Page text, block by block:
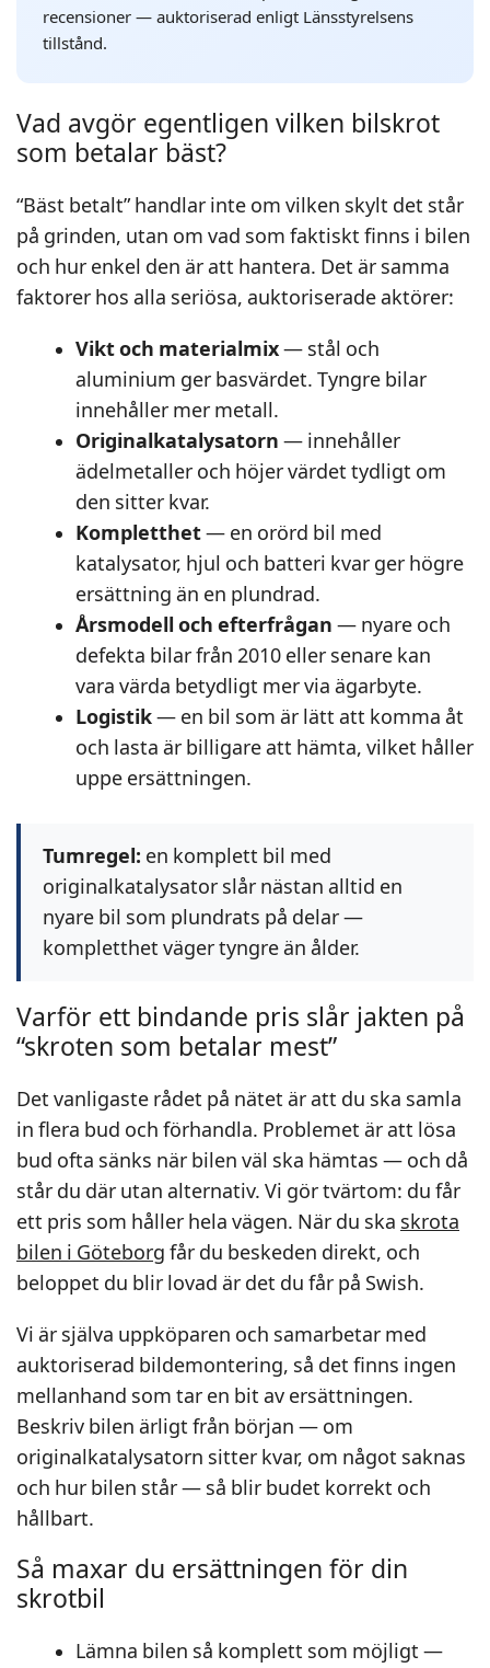
recensioner — auktoriserad enligt Länsstyrelsens
tillstånd.
Vad avgör egentligen vilken bilskrot
som betalar bäst?
“Bäst betalt” handlar inte om vilken skylt det står
på grinden, utan om vad som faktiskt finns i bilen
och hur enkel den är att hantera. Det är samma
faktorer hos alla seriösa, auktoriserade aktörer:
Vikt och materialmix— stål och
aluminium ger basvärdet. Tyngre bilar
innehåller mer metall.
Originalkatalysatorn — innehåller
ädelmetaller och höjer värdet tydligt om
den sitter kvar.
Kompletthet— en orörd bil med
katalysator, hjul och batteri kvar ger högre
ersättning än en plundrad.
Årsmodell och efterfrågan — nyare och
defekta bilar från 2010 eller senare kan
vara värda betydligt mer via ägarbyte.
Logistik— en bil som är lätt att komma åt
och lasta är billigare att hämta, vilket håller
uppe ersättningen.
Tumregel: en komplett bil med
originalkatalysator slår nästan alltid en
nyare bil som plundrats på delar —
kompletthet väger tyngre än ålder.
Varför ett bindande pris slår jakten på
“skroten som betalar mest”
Det vanligaste rådet på nätet är att du ska samla
in flera bud och förhandla. Problemet är att lösa
bud ofta sänks när bilen väl ska hämtas — och då
står du där utan alternativ. Vi gör tvärtom: du får
ett pris som håller hela vägen. När du ska skrota
bilen i Göteborg får du beskeden direkt, och
beloppet du blir lovad är det du får på Swish.
Vi är själva uppköparen och samarbetar med
auktoriserad bildemontering, så det finns ingen
mellanhand som tar en bit av ersättningen.
Beskriv bilen ärligt från början — om
originalkatalysatorn sitter kvar, om något saknas
och hur bilen står — så blir budet korrekt och
hållbart.
Så maxar du ersättningen för din
skrotbil
Lämna bilen så komplett som möjligt —